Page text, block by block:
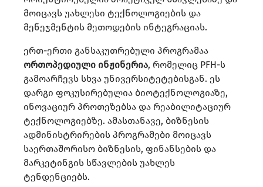
მოიცავს უახლესი ტექნოლოგიების და
მენეჯმენტის მეთოდების ინტეგრაციას.
ერთ-ერთი განსაკუთრებული პროგრამაა
ორთოპედიული ინჟინერია, რომელიც PFH-ს
გამოარჩევს სხვა უნივერსიტეტებისგან. ეს
დარგი ფოკუსირებულია ბიოტექნოლოგიაზე,
ინოვაციურ პროთეზებსა და რეაბილიტაციურ
ტექნოლოგიებზე. ამასთანავე, ბიზნესის
ადმინისტრირების პროგრამები მოიცავს
საერთაშორისო ბიზნესის, ფინანსების და
მარკეტინგის სწავლების უახლეს
ტენდენციებს.